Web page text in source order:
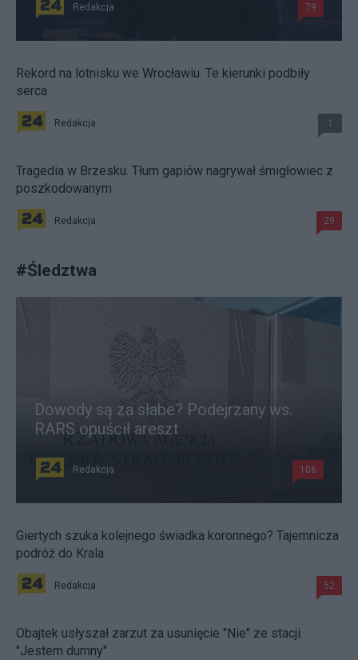
Redakcja 79
Rekord na lotnisku we Wrocławiu. Te kierunki podbiły
serca
Redakcja 1
Tragedia w Brzesku. Tłum gapiów nagrywał śmigłowiec z
poszkodowanym
Redakcja 29
#Śledztwa
Dowody są za słabe? Podejrzany ws.
RARS opuścił areszt
Redakcja 106
Giertych szuka kolejnego świadka koronnego? Tajemnicza
podróż do Krala
Redakcja 52
Obajtek usłyszał zarzut za usunięcie "Nie" ze stacji.
"Jestem dumny"